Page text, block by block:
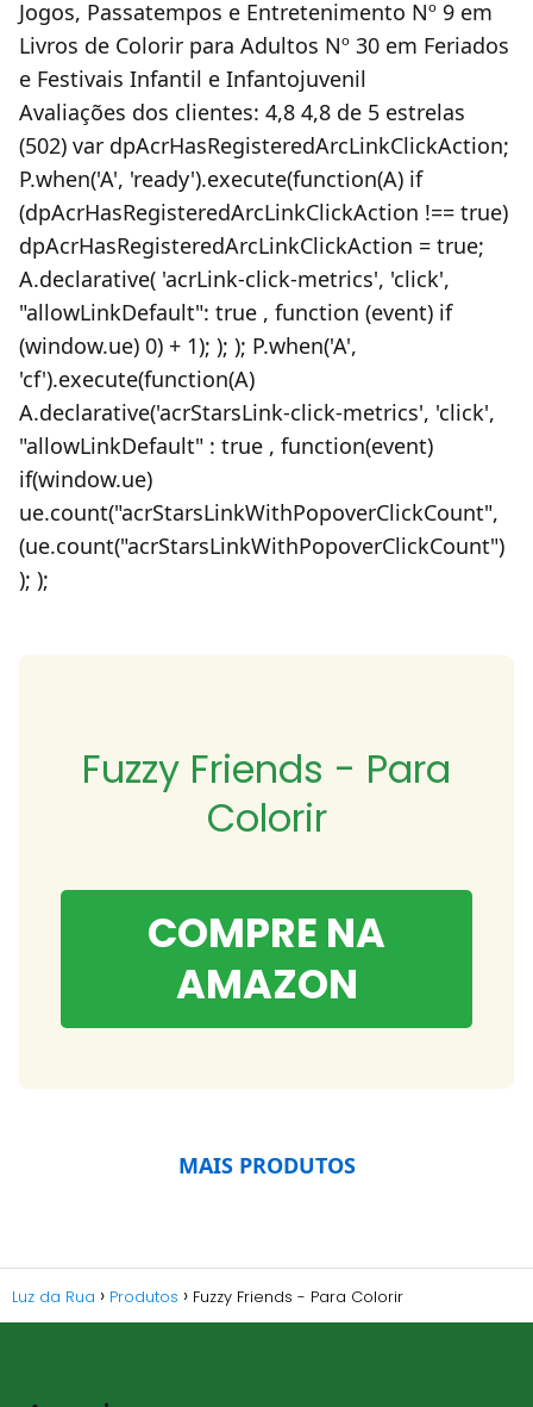
Jogos, Passatempos e Entretenimento Nº 9 em
Livros de Colorir para Adultos Nº 30 em Feriados
e Festivais Infantil e Infantojuvenil
Avaliações dos clientes: 4,8 4,8 de 5 estrelas
(502) var dpAcrHasRegisteredArcLinkClickAction;
P.when('A', 'ready').execute(function(A) if
(dpAcrHasRegisteredArcLinkClickAction !== true)
dpAcrHasRegisteredArcLinkClickAction = true;
A.declarative( 'acrLink-click-metrics', 'click',
"allowLinkDefault": true , function (event) if
(window.ue) 0) + 1); ); ); P.when('A',
'cf').execute(function(A)
A.declarative('acrStarsLink-click-metrics', 'click',
"allowLinkDefault" : true , function(event)
if(window.ue)
ue.count("acrStarsLinkWithPopoverClickCount",
(ue.count("acrStarsLinkWithPopoverClickCount")
); );
Fuzzy Friends - Para
Colorir
COMPRE NA
AMAZON
MAIS PRODUTOS
Luz da Rua Produtos Fuzzy Friends - Para Colorir